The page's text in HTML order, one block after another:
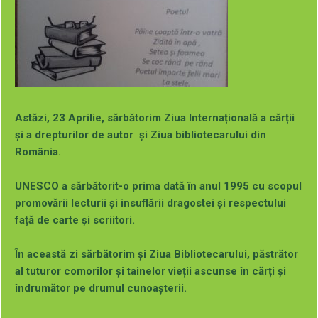
Astăzi, 23 Aprilie, sărbătorim Ziua Internațională a cărții
și a drepturilor de autor și Ziua bibliotecarului din
România.
UNESCO a sărbătorit-o prima dată în anul 1995 cu scopul
promovării lecturii și insuflării dragostei și respectului
față de carte și scriitori.
În această zi sărbătorim și Ziua Bibliotecarului, păstrător
al tuturor comorilor și tainelor vieții ascunse în cărți și
îndrumător pe drumul cunoașterii.